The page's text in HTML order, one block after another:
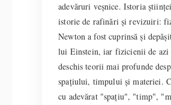
adevăruri veșnice. Istoria
istorie de rafinări și revizuiri:
Newton a fost cuprinsă și
lui Einstein, iar fizicienii de azi
deschis teorii mai profunde
spațiului, timpului și materiei.
cu adevărat "spațiu", "timp",